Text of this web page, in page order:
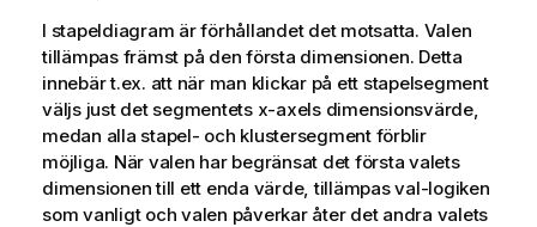
I stapeldiagram är förhållandet det motsatta. Valen
tillämpas främst på den första dimensionen. Detta
innebär t.ex. att när man klickar på ett stapelsegment
väljs just det segmentets x-axels dimensionsvärde,
medan alla stapel- och klustersegment förblir
möjliga. När valen har begränsat det första valets
dimensionen till ett enda värde, tillämpas val-logiken
som vanligt och valen påverkar åter det andra valets